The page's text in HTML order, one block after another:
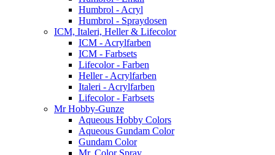
Humbrol - Acryl
Humbrol - Spraydosen
ICM, Italeri, Heller & Lifecolor
ICM - Acrylfarben
ICM - Farbsets
Lifecolor - Farben
Heller - Acrylfarben
Italeri - Acrylfarben
Lifecolor - Farbsets
Mr Hobby-Gunze
Aqueous Hobby Colors
Aqueous Gundam Color
Gundam Color
Mr. Color Spray